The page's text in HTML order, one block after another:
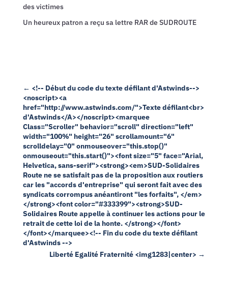
des victimes
Un heureux patron a reçu sa lettre RAR de SUDROUTE
← <!-- Début du code du texte défilant d'Astwinds-->
<noscript><a
href="http://www.astwinds.com/">Texte défilant<br>
d'Astwinds</A></noscript><marquee
Class="Scroller" behavior="scroll" direction="left"
width="100%" height="26" scrollamount="6"
scrolldelay="0" onmouseover="this.stop()"
onmouseout="this.start()"><font size="5" face="Arial,
Helvetica, sans-serif"><strong><em>SUD-Solidaires
Route ne se satisfait pas de la proposition aux routiers
car les "accords d'entreprise" qui seront fait avec des
syndicats corrompus anéantiront "les forfaits", </em>
</strong><font color="#333399"><strong>SUD-
Solidaires Route appelle à continuer les actions pour le
retrait de cette loi de la honte. </strong></font>
</font></marquee><!-- Fin du code du texte défilant
d'Astwinds -->
Liberté Egalité Fraternité <img1283|center> →